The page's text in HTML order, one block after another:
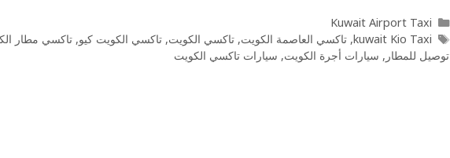
Kuwait Airport Taxi
kuwait Kio Taxi
, تاكسي العاصمة الكويت, تاكسي الكويت, تاكسي الكويت كيو, تاكسي مطار
توصيل للمطار , سيارات أجرة الكويت, سيارات تاكسي الكويت